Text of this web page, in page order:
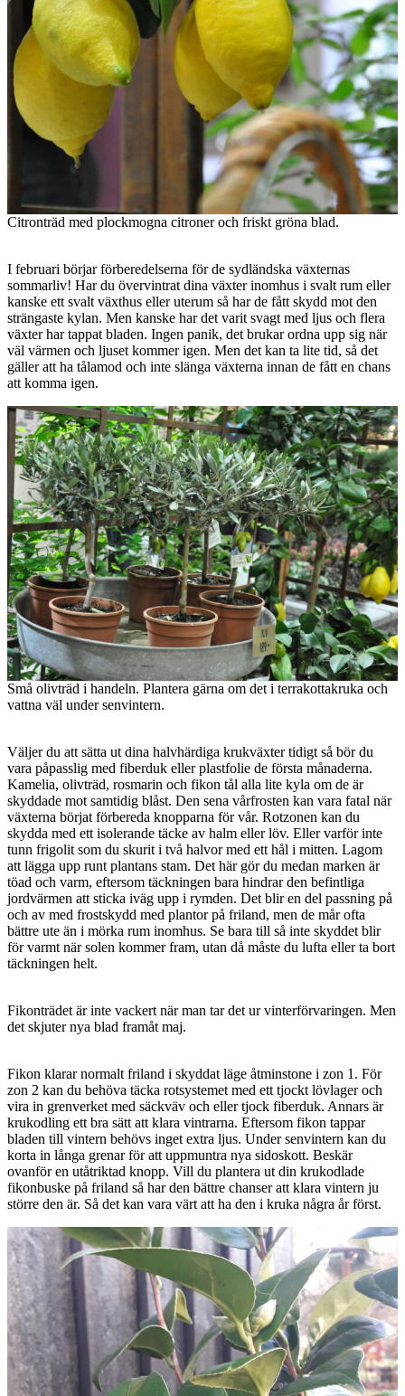
Citronträd med plockmogna citroner och friskt gröna blad.
I februari börjar förberedelserna för de sydländska växternas
sommarliv! Har du övervintrat dina växter inomhus i svalt rum eller
kanske ett svalt växthus eller uterum så har de fått skydd mot den
strängaste kylan. Men kanske har det varit svagt med ljus och flera
växter har tappat bladen. Ingen panik, det brukar ordna upp sig när
väl värmen och ljuset kommer igen. Men det kan ta lite tid, så det
gäller att ha tålamod och inte slänga växterna innan de fått en chans
att komma igen.
Små olivträd i handeln. Plantera gärna om det i terrakottakruka och
vattna väl under senvintern.
Väljer du att sätta ut dina halvhärdiga krukväxter tidigt så bör du
vara påpasslig med fiberduk eller plastfolie de första månaderna.
Kamelia, olivträd, rosmarin och fikon tål alla lite kyla om de är
skyddade mot samtidig blåst. Den sena vårfrosten kan vara fatal när
växterna börjat förbereda knopparna för vår. Rotzonen kan du
skydda med ett isolerande täcke av halm eller löv. Eller varför inte
tunn frigolit som du skurit i två halvor med ett hål i mitten. Lagom
att lägga upp runt plantans stam. Det här gör du medan marken är
töad och varm, eftersom täckningen bara hindrar den befintliga
jordvärmen att sticka iväg upp i rymden. Det blir en del passning på
och av med frostskydd med plantor på friland, men de mår ofta
bättre ute än i mörka rum inomhus. Se bara till så inte skyddet blir
för varmt när solen kommer fram, utan då måste du lufta eller ta bort
täckningen helt.
Fikonträdet är inte vackert när man tar det ur vinterförvaringen. Men
det skjuter nya blad framåt maj.
Fikon klarar normalt friland i skyddat läge åtminstone i zon 1. För
zon 2 kan du behöva täcka rotsystemet med ett tjockt lövlager och
vira in grenverket med säckväv och eller tjock fiberduk. Annars är
krukodling ett bra sätt att klara vintrarna. Eftersom fikon tappar
bladen till vintern behövs inget extra ljus. Under senvintern kan du
korta in långa grenar för att uppmuntra nya sidoskott. Beskär
ovanför en utåtriktad knopp. Vill du plantera ut din krukodlade
fikonbuske på friland så har den bättre chanser att klara vintern ju
större den är. Så det kan vara värt att ha den i kruka några år först.